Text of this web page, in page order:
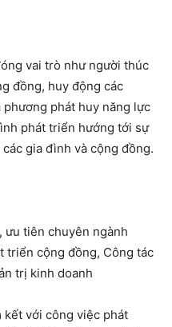
vai trò như người thúc
đồng, huy động các
phát huy năng lực
phát triển hướng tới sự
gia đình và cộng đồng.
ưu tiên chuyên ngành
triển cộng đồng, Công tác
trị kinh doanh
kết với công việc phát